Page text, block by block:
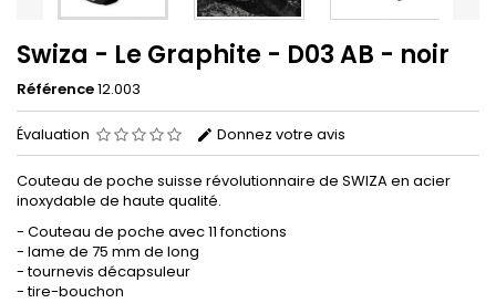
Swiza - Le Graphite - D03 AB - noir
Référence12.003
Évaluation Donnez votre avis
Couteau de poche suisse révolutionnaire de SWIZA en acier
inoxydable de haute qualité.
- Couteau de poche avec 11 fonctions
- lame de 75 mm de long
- tournevis décapsuleur
- tire-bouchon